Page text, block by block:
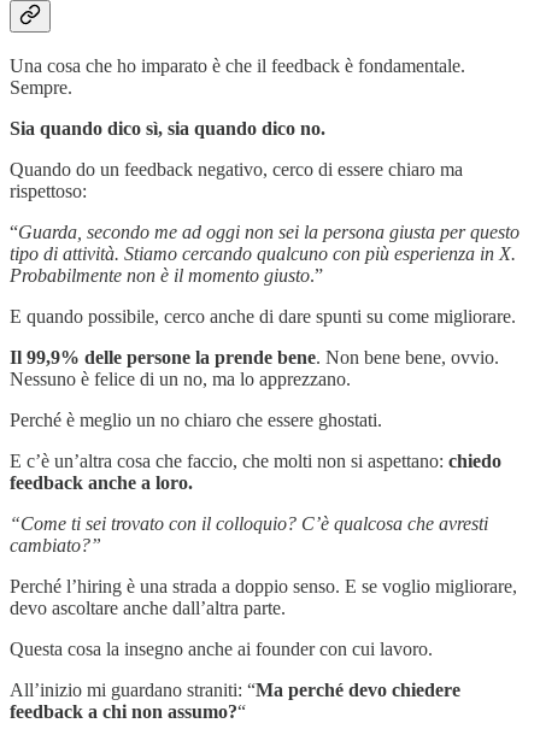
Una cosa che ho imparato è che il feedback è fondamentale.
Sempre.
Sia quando dico sì, sia quando dico no.
Quando do un feedback negativo, cerco di essere chiaro ma
rispettoso:
“Guarda, secondo me ad oggi non sei la persona giusta per questo
tipo di attività. Stiamo cercando qualcuno con più esperienza in X.
Probabilmente non è il momento giusto.”
E quando possibile, cerco anche di dare spunti su come migliorare.
Il 99,9% delle persone la prende bene. Non bene bene, ovvio.
Nessuno è felice di un no, ma lo apprezzano.
Perché è meglio un no chiaro che essere ghostati.
E c’è un’altra cosa che faccio, che molti non si aspettano: chiedo
feedback anche a loro.
“Come ti sei trovato con il colloquio? C’è qualcosa che avresti
cambiato?”
Perché l’hiring è una strada a doppio senso. E se voglio migliorare,
devo ascoltare anche dall’altra parte.
Questa cosa la insegno anche ai founder con cui lavoro.
All’inizio mi guardano straniti: “Ma perché devo chiedere
feedback a chi non assumo?“